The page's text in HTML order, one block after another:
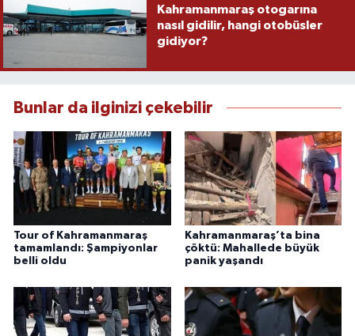
Kahramanmaraş otogarına
nasıl gidilir, hangi otobüsler
gidiyor?
Bunlar da ilginizi çekebilir
Tour of Kahramanmaraş
tamamlandı: Şampiyonlar
belli oldu
Kahramanmaraş’ta bina
çöktü: Mahallede büyük
panik yaşandı